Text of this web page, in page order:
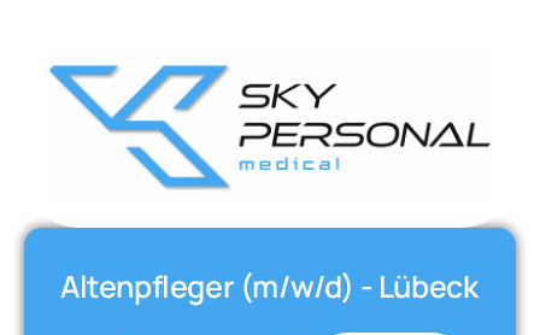
Altenpfleger (m/w/d) - Lübeck